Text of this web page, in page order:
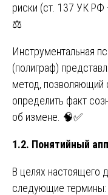
риски (ст. 137 УК РФ
⚖️
Инструментальная
(полиграф)
метод, позволяющий
определить факт
об измене. 🧠✅
1.2. Понятийный
В целях настоящего
следующие термины: